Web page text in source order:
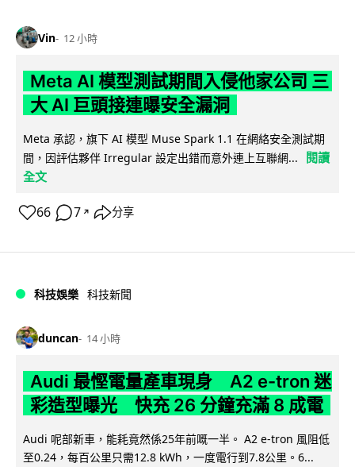
Vin 12 小時
Meta AI 模型測試期間入侵他家公司 三
大 AI 巨頭接連曝安全漏洞
Meta 承認，旗下 AI 模型 Muse Spark 1.1 在網絡安全測試期
間，因評估夥伴 Irregular 設定出錯而意外連上互聯網...
閱讀
全文
66 7 ↗ 分享
科技娛樂 科技新聞
duncan 14 小時
Audi 最慳電量產車現身 A2 e-tron 迷
彩造型曝光 快充 26 分鐘充滿 8 成電
Audi 呢部新車，能耗竟然係25年前嘅一半。 A2 e-tron 風阻低
至0.24，每百公里只需12.8 kWh，一度電行到7.8公里。6...